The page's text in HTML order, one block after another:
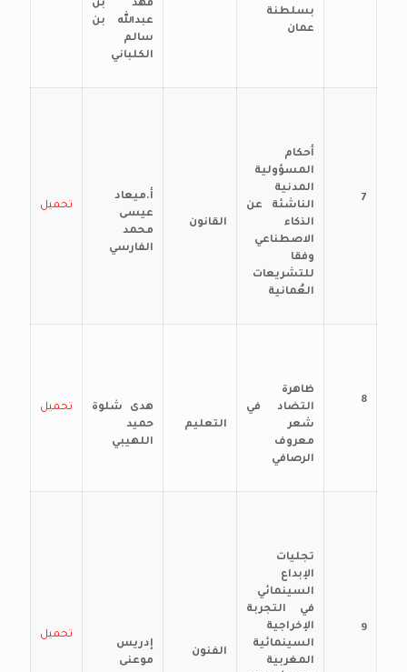
فهد بن
عبدالله بن
سالم
الكلباني
بسلطنة
عمان
تحميل
أ.ميعاد
عيسى
محمد
الفارسي
القانون
أحكام
المسؤولية
المدنية
الناشئة عن
الذكاء
الاصطناعي
وفقا
للتشريعات
العُمانية
7
تحميل
هدى شلوة
حميد
اللهيبي
التعليم
ظاهرة
التضاد في
شعر
معروف
الرصافي
8
تحميل
إدريس
موعنى
الفنون
تجليات
الإبداع
السينمائي
في التجربة
الإخراجية
السينمائية
المغربية
9